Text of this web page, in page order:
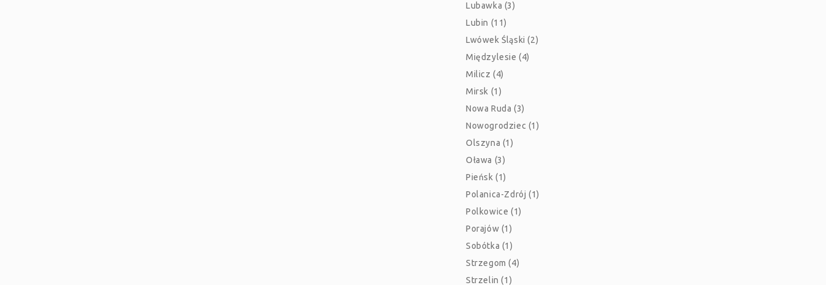
Lubawka (3)
Lubin (11)
Lwówek Śląski (2)
Międzylesie (4)
Milicz (4)
Mirsk (1)
Nowa Ruda (3)
Nowogrodziec (1)
Olszyna (1)
Oława (3)
Pieńsk (1)
Polanica-Zdrój (1)
Polkowice (1)
Porajów (1)
Sobótka (1)
Strzegom (4)
Strzelin (1)